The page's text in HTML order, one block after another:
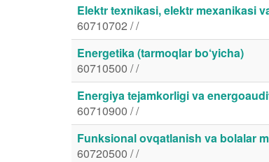
Elektr texnikasi, elektr mexanikasi
60710702 / /
Energetika (tarmoqlar bo‘yicha)
60710500 / /
Energiya tejamkorligi va
60710900 / /
Funksional ovqatlanish va bolalar
60720500 / /